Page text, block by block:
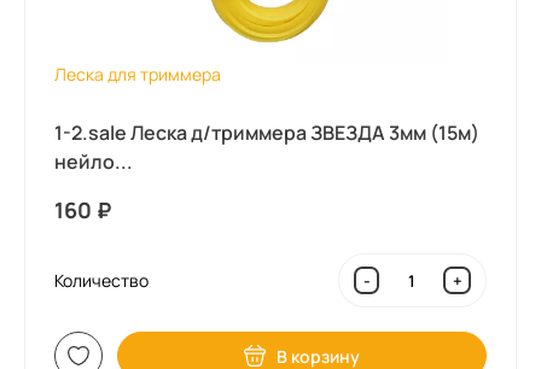
Леска для триммера
1-2.sale Леска д/триммера ЗВЕЗДА 3мм (15м)
нейло...
160 ₽
Количество - +
В корзину